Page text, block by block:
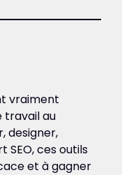
vraiment
travail au
designer,
SEO, ces outils
et à gagner